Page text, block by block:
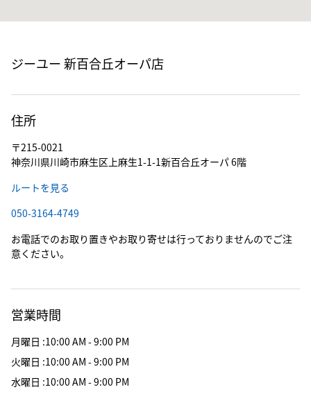
ジーユー 新百合丘オーパ店
住所
〒215-0021
神奈川県川崎市麻生区上麻生1-1-1新百合丘オーパ 6階
ルートを見る
050-3164-4749
お電話でのお取り置きやお取り寄せは行っておりませんのでご注
意ください。
営業時間
月曜日 :10:00 AM - 9:00 PM
火曜日 :10:00 AM - 9:00 PM
水曜日 :10:00 AM - 9:00 PM